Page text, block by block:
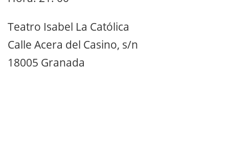
Teatro Isabel La Católica
Calle Acera del Casino, s/n
18005 Granada